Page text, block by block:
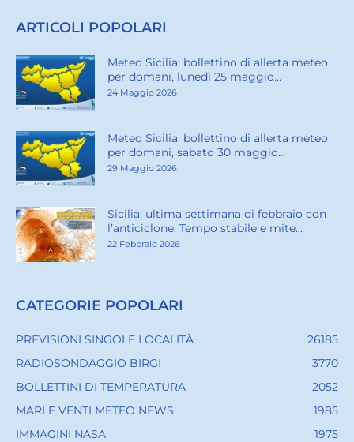
ARTICOLI POPOLARI
Meteo Sicilia: bollettino di allerta meteo
per domani, lunedì 25 maggio...
24 Maggio 2026
Meteo Sicilia: bollettino di allerta meteo
per domani, sabato 30 maggio...
29 Maggio 2026
Sicilia: ultima settimana di febbraio con
l’anticiclone. Tempo stabile e mite...
22 Febbraio 2026
CATEGORIE POPOLARI
PREVISIONI SINGOLE LOCALITÀ
26185
RADIOSONDAGGIO BIRGI
3770
BOLLETTINI DI TEMPERATURA
2052
MARI E VENTI METEO NEWS
1985
IMMAGINI NASA
1975